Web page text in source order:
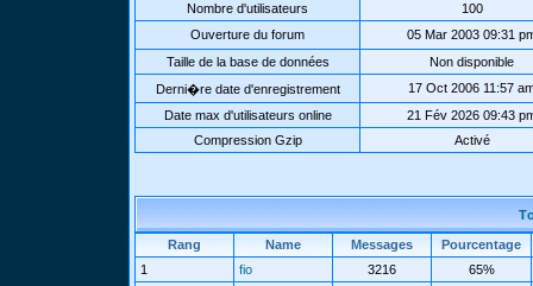
Nombre d'utilisateurs
100
Ouverture du forum
05 Mar 2003 09:31
Taille de la base de données
Non disponible
Derni�re date d'enregistrement
17 Oct 2006 11:57
Date max d'utilisateurs online
21 Fév 2026 09:43
Compression Gzip
Activé
Rang Name Messages
Pourcentage
1
fio 3216
65%